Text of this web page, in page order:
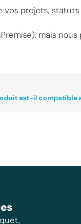
vos projets,
mais nous